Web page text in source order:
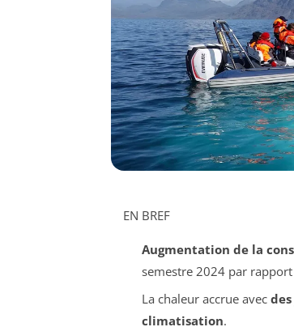
EN BREF
Augmentation de la
semestre 2024 par
La chaleur accrue avec
climatisation.